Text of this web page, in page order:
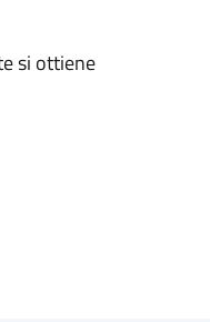
si ottiene